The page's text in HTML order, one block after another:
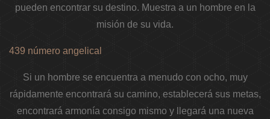
pueden encontrar su destino. Muestra a un hombre en la
misión de su vida.
439 número angelical
Si un hombre se encuentra a menudo con ocho, muy
rápidamente encontrará su camino, establecerá sus metas,
encontrará armonía consigo mismo y llegará una nueva